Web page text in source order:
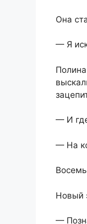
Она
— Я
— И
— На
Новый
—